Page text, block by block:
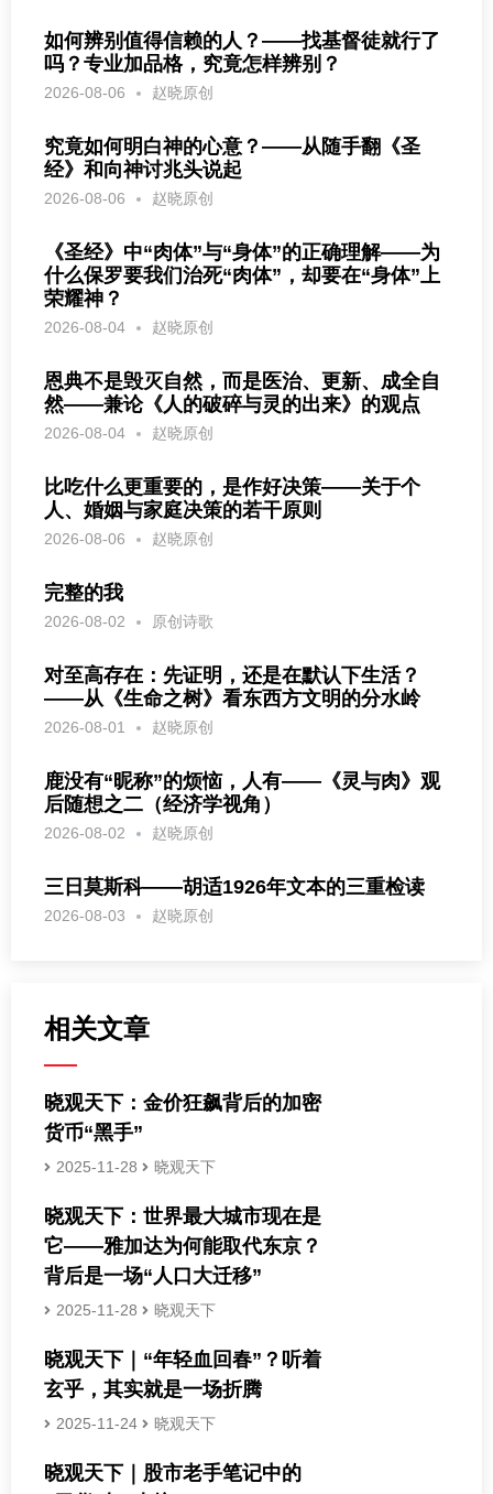
如何辨别值得信赖的人？——找基督徒就行了
吗？专业加品格，究竟怎样辨别？
2026-08-06 赵晓原创
究竟如何明白神的心意？——从随手翻《圣
经》和向神讨兆头说起
2026-08-06 赵晓原创
《圣经》中“肉体”与“身体”的正确理解——为
什么保罗要我们治死“肉体”，却要在“身体”上
荣耀神？
2026-08-04 赵晓原创
恩典不是毁灭自然，而是医治、更新、成全自
然——兼论《人的破碎与灵的出来》的观点
2026-08-04 赵晓原创
比吃什么更重要的，是作好决策——关于个
人、婚姻与家庭决策的若干原则
2026-08-06 赵晓原创
完整的我
2026-08-02 原创诗歌
对至高存在：先证明，还是在默认下生活？
——从《生命之树》看东西方文明的分水岭
2026-08-01 赵晓原创
鹿没有“昵称”的烦恼，人有——《灵与肉》观
后随想之二（经济学视角）
2026-08-02 赵晓原创
三日莫斯科——胡适1926年文本的三重检读
2026-08-03 赵晓原创
相关文章
晓观天下：金价狂飙背后的加密
货币“黑手”
2025-11-28 晓观天下
晓观天下：世界最大城市现在是
它——雅加达为何能取代东京？
背后是一场“人口大迁移”
2025-11-28 晓观天下
晓观天下｜“年轻血回春”？听着
玄乎，其实就是一场折腾
2025-11-24 晓观天下
晓观天下｜股市老手笔记中的